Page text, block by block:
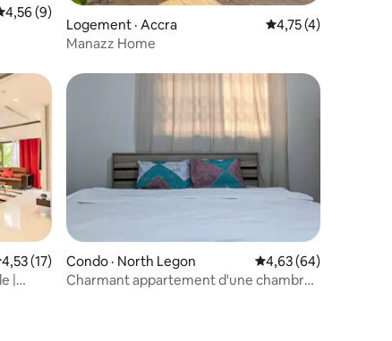
moyenne de 4,56 sur 5, 9 commentaires
4,56 (9)
Logement · Accra Note moyenne de
4,75 (4)
Manazz Home
moyenne de 4,53 sur 5, 17 commentaires
4,53 (17)
|
Condo · North Legon Note moyenne de
4,63 (64)
Charmant appartement d'une chambre